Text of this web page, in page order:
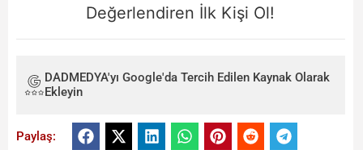
Değerlendiren İlk Kişi Ol!
DADMEDYA'yı Google'da Tercih Edilen Kaynak Olarak
Ekleyin
Paylaş: